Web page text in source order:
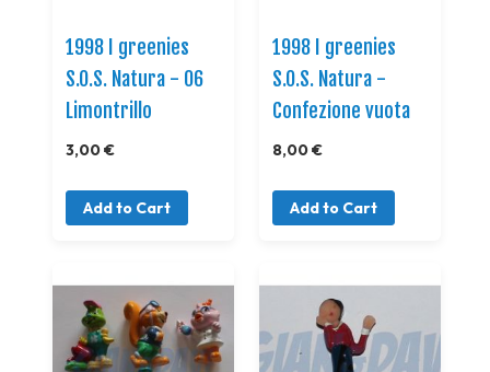
1998 I greenies
S.O.S. Natura - 06
Limontrillo
3,00 €
Add to Cart
1998 I greenies
S.O.S. Natura -
Confezione vuota
8,00 €
Add to Cart